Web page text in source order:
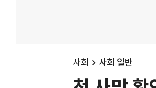
사회 사회 일반